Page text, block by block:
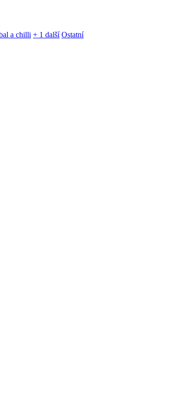
a chilli + 1 další Ostatní